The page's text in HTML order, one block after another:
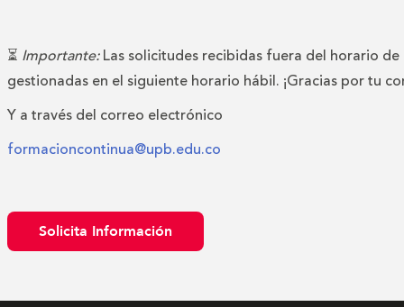
⏳ Importante:Las solicitudes recibidas fuera del horario de
gestionadas en el siguiente horario hábil. ¡Gracias por tu
Y a través del correo electrónico
formacioncontinua@upb.edu.co
Solicita Información